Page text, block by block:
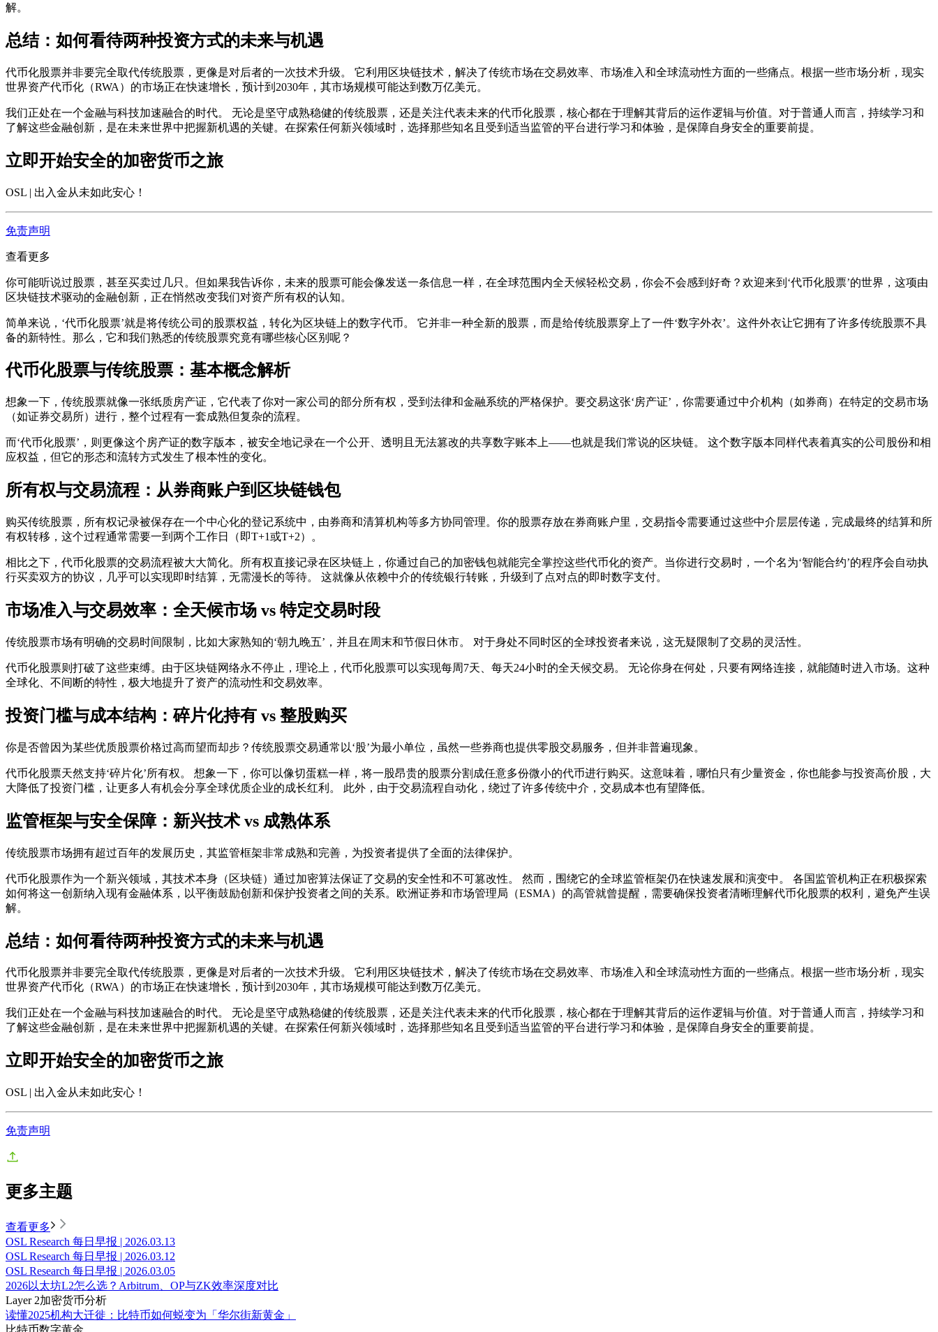
解。
总结：如何看待两种投资方式的未来与机遇
代币化股票并非要完全取代传统股票，更像是对后者的一次技术升级。 它利用区块链技术，解决了传统市场在交易效率、市场准入和全球流动性方面的一些痛点。根据一些市场分析，现实
世界资产代币化（RWA）的市场正在快速增长，预计到2030年，其市场规模可能达到数万亿美元。
我们正处在一个金融与科技加速融合的时代。 无论是坚守成熟稳健的传统股票，还是关注代表未来的代币化股票，核心都在于理解其背后的运作逻辑与价值。对于普通人而言，持续学习和
了解这些金融创新，是在未来世界中把握新机遇的关键。在探索任何新兴领域时，选择那些知名且受到适当监管的平台进行学习和体验，是保障自身安全的重要前提。
立即开始安全的加密货币之旅
OSL | 出入金从未如此安心 ！
免责声明
查看更多
你可能听说过股票，甚至买卖过几只。但如果我告诉你，未来的股票可能会像发送一条信息一样，在全球范围内全天候轻松交易，你会不会感到好奇？欢迎来到‘代币化股票’的世界，这项由
区块链技术驱动的金融创新，正在悄然改变我们对资产所有权的认知。
简单来说，‘代币化股票’就是将传统公司的股票权益，转化为区块链上的数字代币。 它并非一种全新的股票，而是给传统股票穿上了一件‘数字外衣’。这件外衣让它拥有了许多传统股票不具
备的新特性。那么，它和我们熟悉的传统股票究竟有哪些核心区别呢？
代币化股票与传统股票：基本概念解析
想象一下，传统股票就像一张纸质房产证，它代表了你对一家公司的部分所有权，受到法律和金融系统的严格保护。要交易这张‘房产证’，你需要通过中介机构（如券商）在特定的交易市场
（如证券交易所）进行，整个过程有一套成熟但复杂的流程。
而‘代币化股票’，则更像这个房产证的数字版本，被安全地记录在一个公开、透明且无法篡改的共享数字账本上——也就是我们常说的区块链。 这个数字版本同样代表着真实的公司股份和相
应权益，但它的形态和流转方式发生了根本性的变化。
所有权与交易流程：从券商账户到区块链钱包
购买传统股票，所有权记录被保存在一个中心化的登记系统中，由券商和清算机构等多方协同管理。你的股票存放在券商账户里，交易指令需要通过这些中介层层传递，完成最终的结算和所
有权转移，这个过程通常需要一到两个工作日（即T+1或T+2）。
相比之下，代币化股票的交易流程被大大简化。所有权直接记录在区块链上，你通过自己的加密钱包就能完全掌控这些代币化的资产。当你进行交易时，一个名为‘智能合约’的程序会自动执
行买卖双方的协议，几乎可以实现即时结算，无需漫长的等待。 这就像从依赖中介的传统银行转账，升级到了点对点的即时数字支付。
市场准入与交易效率：全天候市场 vs 特定交易时段
传统股票市场有明确的交易时间限制，比如大家熟知的‘朝九晚五’，并且在周末和节假日休市。 对于身处不同时区的全球投资者来说，这无疑限制了交易的灵活性。
代币化股票则打破了这些束缚。由于区块链网络永不停止，理论上，代币化股票可以实现每周7天、每天24小时的全天候交易。 无论你身在何处，只要有网络连接，就能随时进入市场。这种
全球化、不间断的特性，极大地提升了资产的流动性和交易效率。
投资门槛与成本结构：碎片化持有 vs 整股购买
你是否曾因为某些优质股票价格过高而望而却步？传统股票交易通常以‘股’为最小单位，虽然一些券商也提供零股交易服务，但并非普遍现象。
代币化股票天然支持‘碎片化’所有权。 想象一下，你可以像切蛋糕一样，将一股昂贵的股票分割成任意多份微小的代币进行购买。这意味着，哪怕只有少量资金，你也能参与投资高价股，大
大降低了投资门槛，让更多人有机会分享全球优质企业的成长红利。 此外，由于交易流程自动化，绕过了许多传统中介，交易成本也有望降低。
监管框架与安全保障：新兴技术 vs 成熟体系
传统股票市场拥有超过百年的发展历史，其监管框架非常成熟和完善，为投资者提供了全面的法律保护。
代币化股票作为一个新兴领域，其技术本身（区块链）通过加密算法保证了交易的安全性和不可篡改性。 然而，围绕它的全球监管框架仍在快速发展和演变中。 各国监管机构正在积极探索
如何将这一创新纳入现有金融体系，以平衡鼓励创新和保护投资者之间的关系。欧洲证券和市场管理局（ESMA）的高管就曾提醒，需要确保投资者清晰理解代币化股票的权利，避免产生误
解。
总结：如何看待两种投资方式的未来与机遇
代币化股票并非要完全取代传统股票，更像是对后者的一次技术升级。 它利用区块链技术，解决了传统市场在交易效率、市场准入和全球流动性方面的一些痛点。根据一些市场分析，现实
世界资产代币化（RWA）的市场正在快速增长，预计到2030年，其市场规模可能达到数万亿美元。
我们正处在一个金融与科技加速融合的时代。 无论是坚守成熟稳健的传统股票，还是关注代表未来的代币化股票，核心都在于理解其背后的运作逻辑与价值。对于普通人而言，持续学习和
了解这些金融创新，是在未来世界中把握新机遇的关键。在探索任何新兴领域时，选择那些知名且受到适当监管的平台进行学习和体验，是保障自身安全的重要前提。
立即开始安全的加密货币之旅
OSL | 出入金从未如此安心 ！
免责声明
更多主题
查看更多
OSL Research 每日早报 | 2026.03.13
OSL Research 每日早报 | 2026.03.12
OSL Research 每日早报 | 2026.03.05
2026以太坊L2怎么选？Arbitrum、OP与ZK效率深度对比
Layer 2加密货币分析
读懂2025机构大迁徙：比特币如何蜕变为「华尔街新黄金」
比特币数字黄金